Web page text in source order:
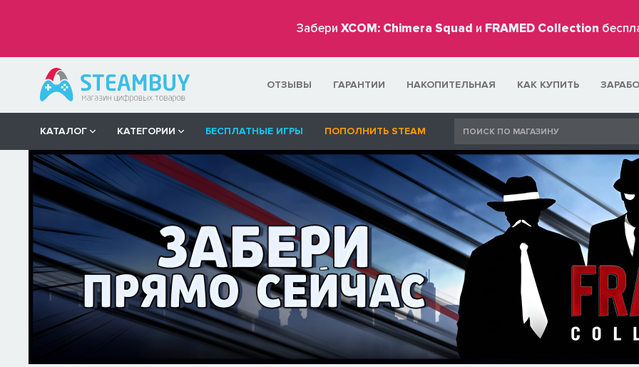
Забери XCOM: Chimera Squad и FRAMED Collection
ОТЗЫВЫ ГАРАНТИИ НАКОПИТЕЛЬНАЯ КАК КУПИТЬ
КАТАЛОГ КАТЕГОРИИ БЕСПЛАТНЫЕ ИГРЫ ПОПОЛНИТЬ STEAM